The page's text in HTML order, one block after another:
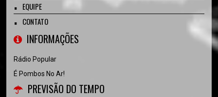
EQUIPE
CONTATO
INFORMAÇÕES
Rádio Popular
É Pombos No Ar!
PREVISÃO DO TEMPO